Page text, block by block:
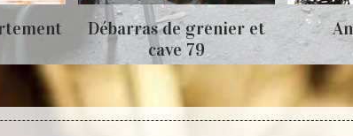
Débarras de grenier et
cave 79